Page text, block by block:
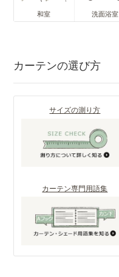
和室 洗面浴室
カーテンの選び方
サイズの測り方
カーテン専門用語集